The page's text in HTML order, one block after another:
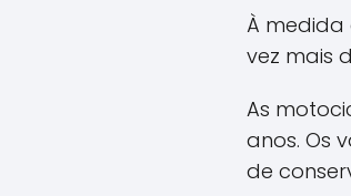
À medida
vez mais
As
anos. Os
de